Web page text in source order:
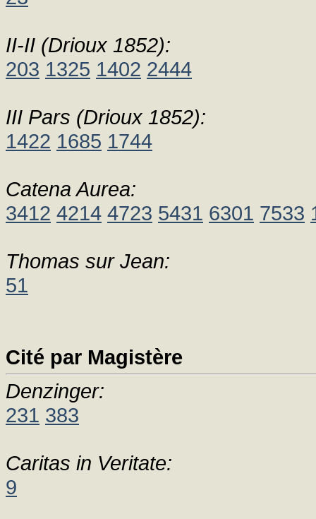
II-II (Drioux 1852):
203 1325 1402 2444
III Pars (Drioux 1852):
1422 1685 1744
Catena Aurea:
3412 4214 4723 5431 6301 7533
Thomas sur Jean:
51
Cité par Magistère
Denzinger:
231 383
Caritas in Veritate:
9